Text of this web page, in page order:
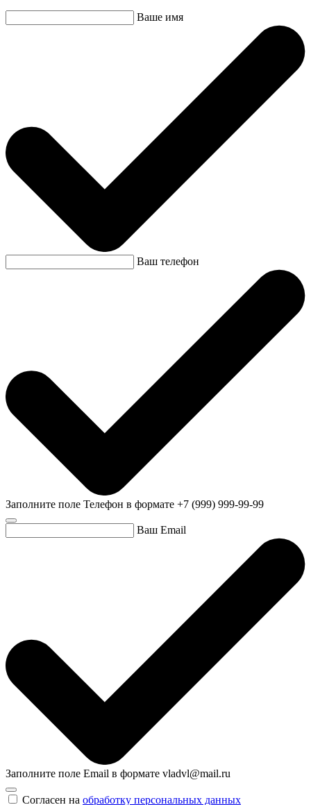
Ваше имя
Ваш телефон
Заполните поле Телефон в формате +7 (999) 999-99-99
Ваш Email
Заполните поле Email в формате vladvl@mail.ru
Согласен на обработку персональных данных